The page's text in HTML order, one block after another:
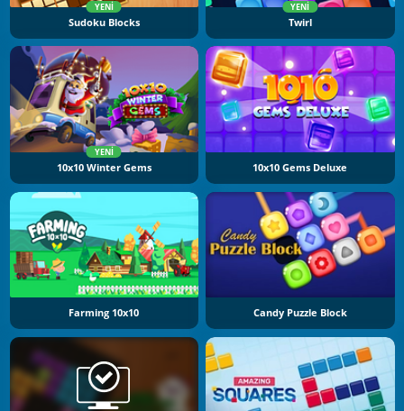
YENI
Sudoku Blocks
YENI
Twirl
YENI
10x10 Winter Gems 10x10 Gems Deluxe
Farming 10x10 Candy Puzzle Block